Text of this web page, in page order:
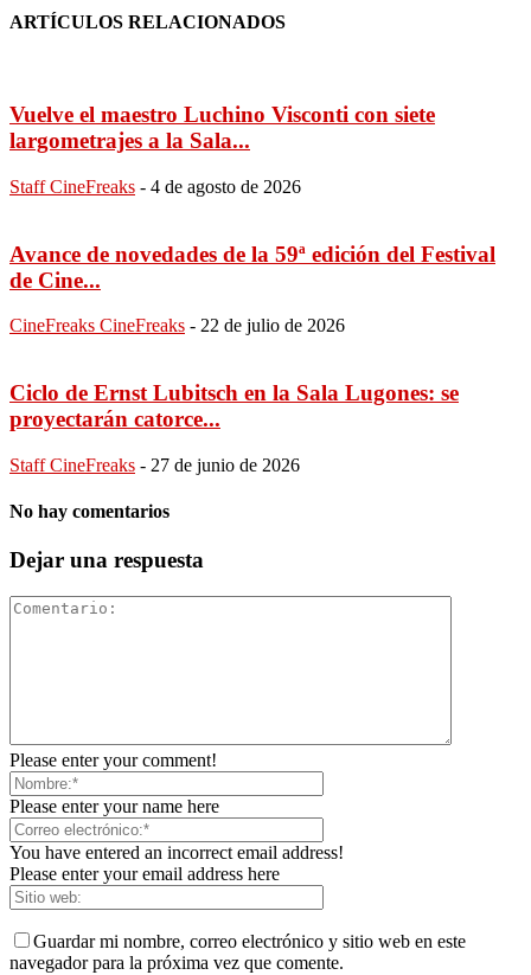
ARTÍCULOS RELACIONADOS
Vuelve el maestro Luchino Visconti con siete
largometrajes a la Sala...
Staff CineFreaks - 4 de agosto de 2026
Avance de novedades de la 59ª edición del Festival
de Cine...
CineFreaks CineFreaks - 22 de julio de 2026
Ciclo de Ernst Lubitsch en la Sala Lugones: se
proyectarán catorce...
Staff CineFreaks - 27 de junio de 2026
No hay comentarios
Dejar una respuesta
Please enter your comment!
Please enter your name here
You have entered an incorrect email address!
Please enter your email address here
Guardar mi nombre, correo electrónico y sitio web en este
navegador para la próxima vez que comente.